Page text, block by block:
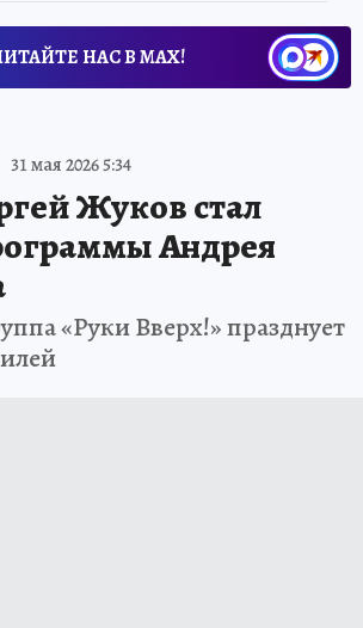
НАС В МАХ!
31 мая 2026 5:34
Жуков стал
Андрея
«Руки Вверх!» празднует